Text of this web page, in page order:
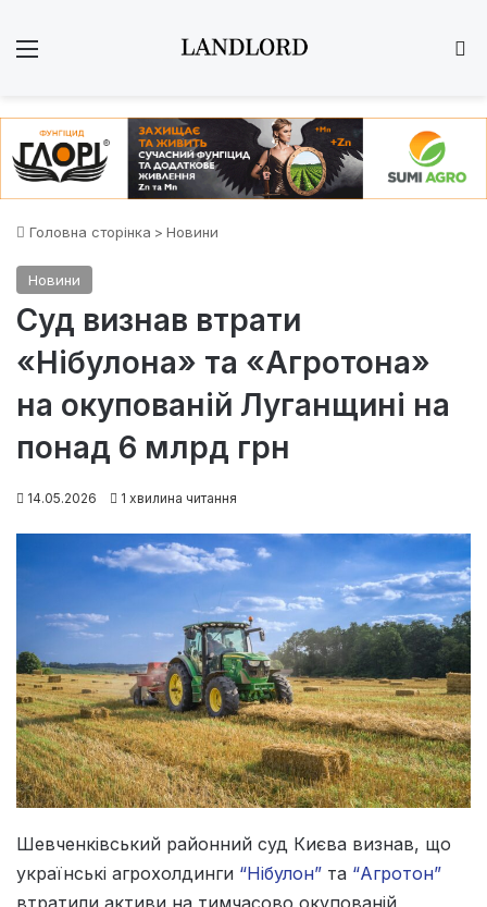
Головна сторінка > Новини
Новини
Суд визнав втрати
«Нібулона» та «Агротона»
на окупованій Луганщині на
понад 6 млрд грн
14.05.2026 1 хвилина читання
Шевченківський районний суд Києва визнав, що
українські агрохолдинги “Нібулон” та “Агротон”
втратили активи на тимчасово окупованій